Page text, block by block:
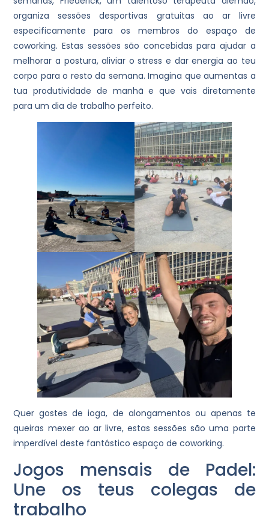
organiza sessões desportivas gratuitas ao ar livre
especificamente para os membros do espaço de
coworking. Estas sessões são concebidas para ajudar a
melhorar a postura, aliviar o stress e dar energia ao teu
corpo para o resto da semana. Imagina que aumentas a
tua produtividade de manhã e que vais diretamente
para um dia de trabalho perfeito.
Quer gostes de ioga, de alongamentos ou apenas te
queiras mexer ao ar livre, estas sessões são uma parte
imperdível deste fantástico espaço de coworking.
Jogos mensais de Padel:
Une os teus colegas de
trabalho